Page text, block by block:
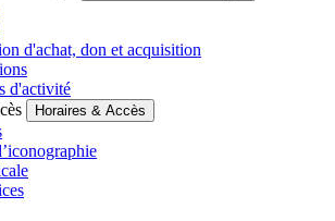
d'achat, don et acquisition
d'activité
Horaires & Accès